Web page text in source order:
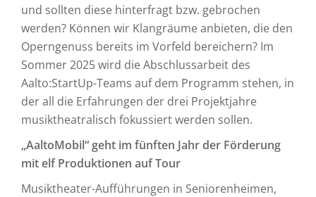
und sollten diese hinterfragt bzw. gebrochen
werden? Können wir Klangräume anbieten, die den
Operngenuss bereits im Vorfeld bereichern? Im
Sommer 2025 wird die Abschlussarbeit des
Aalto:StartUp-Teams auf dem Programm stehen, in
der all die Erfahrungen der drei Projektjahre
musiktheatralisch fokussiert werden sollen.
„AaltoMobil“ geht im fünften Jahr der Förderung
mit elf Produktionen auf Tour
Musiktheater-Aufführungen in Seniorenheimen,